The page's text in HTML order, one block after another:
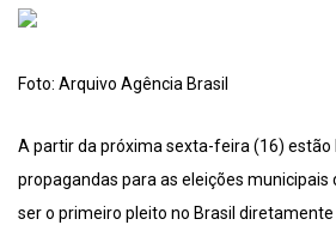
Foto: Arquivo Agência Brasil
A partir da próxima sexta-feira (16) estão
propagandas para as eleições municipais
ser o primeiro pleito no Brasil